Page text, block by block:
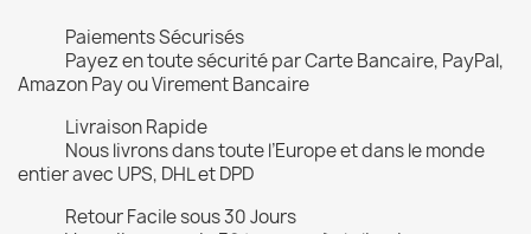
Paiements Sécurisés
Payez en toute sécurité par Carte Bancaire, PayPal,
Amazon Pay ou Virement Bancaire
Livraison Rapide
Nous livrons dans toute l’Europe et dans le monde
entier avec UPS, DHL et DPD
Retour Facile sous 30 Jours